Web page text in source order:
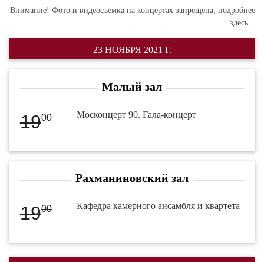
Внимание! Фото и видеосъемка на концертах запрещена, подробнее
здесь...
23 НОЯБРЯ 2021 Г.
Малый зал
1900 Москонцерт 90. Гала-концерт
Рахманиновский зал
1900 Кафедра камерного ансамбля и квартета